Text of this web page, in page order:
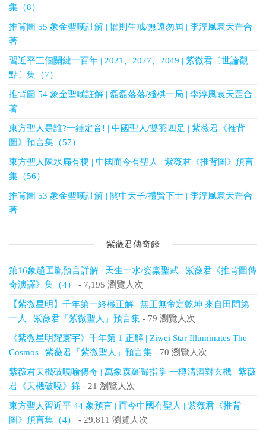
集（8）
推背圖 55 象金聖嘆註解 | 懼則生戒/無遠勿屆 | 李淳風袁天罡合
著
習近平三個關鍵一百年 | 2021、2027、2049 | 紫微君〔世論觀
點〕集（7）
推背圖 54 象金聖嘆註解 | 磊磊落落/殘棋一局 | 李淳風袁天罡合
著
東方聖人是誰?一錘定音! | 中國聖人/雙羽四足 | 紫薇君《推背
圖》預言集（57）
東方聖人陳水扁有梗 | 中國而今有聖人 | 紫薇君《推背圖》預言
集（56）
推背圖 53 象金聖嘆註解 | 關中天子/禮賢下士 | 李淳風袁天罡合
著
紫薇君傳奇錄
第16象趙匡胤預言詳解 | 天生一水/姿稟聖武 | 紫薇君《推背圖傳
奇演譯》集（4）
- 7,195 瀏覽人次
【紫微星明】千年第一終極正解 | 無王無帝定乾坤 來自田間第
一人 | 紫薇君「紫微聖人」預言集 - 79 瀏覽人次
《紫微星明耀寰宇》千年第 1 正解 | Ziwei Star Illuminates The
Cosmos | 紫薇君「紫微聖人」預言集 - 70 瀏覽人次
紫薇君天機破曉喻傳奇 | 萬象森羅歸指掌 一樽清酒對玄機 | 紫薇
君《天機破曉》錄 - 21 瀏覽人次
東方聖人習近平 44 象預言 | 而今中國有聖人 | 紫薇君《推背
圖》預言集（4）
- 29,811 瀏覽人次